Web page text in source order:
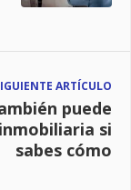
ARTÍCULO
puede
si
sabes cómo